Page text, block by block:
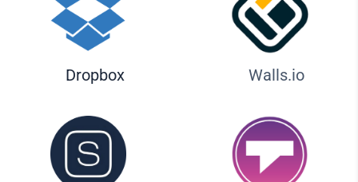
Dropbox Walls.io